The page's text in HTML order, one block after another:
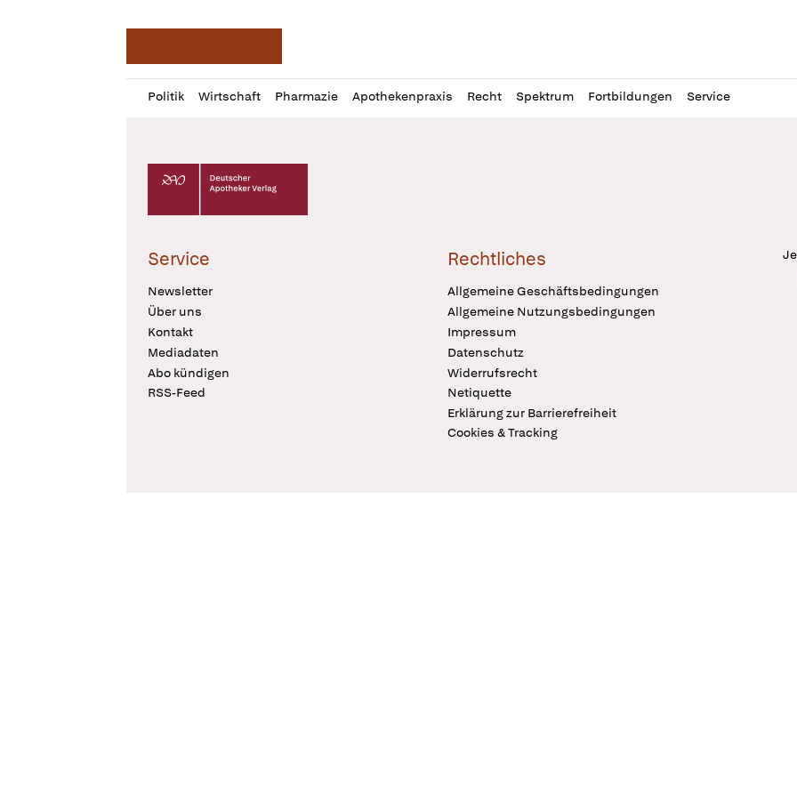
Politik Wirtschaft Pharmazie Apothekenpraxis Recht Spektrum Fortbildungen Service
Profil
öffnen
Daz
Pur
Deutscher Apotheker Verlag Logo
Service
Newsletter
Über uns
Kontakt
Mediadaten
Abo kündigen
RSS-Feed
Rechtliches
Allgemeine Geschäftsbedingungen
Allgemeine Nutzungsbedingungen
Impressum
Datenschutz
Widerrufsrecht
Netiquette
Erklärung zur Barrierefreiheit
Cookies & Tracking